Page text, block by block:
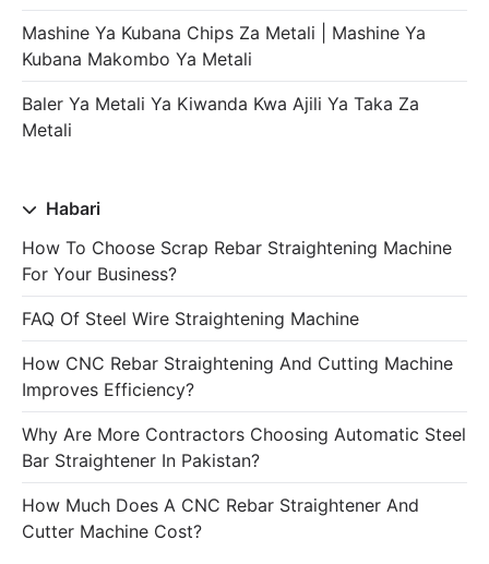
Mashine Ya Kubana Chips Za Metali | Mashine Ya
Kubana Makombo Ya Metali
Baler Ya Metali Ya Kiwanda Kwa Ajili Ya Taka Za
Metali
Habari
How To Choose Scrap Rebar Straightening Machine
For Your Business?
FAQ Of Steel Wire Straightening Machine
How CNC Rebar Straightening And Cutting Machine
Improves Efficiency?
Why Are More Contractors Choosing Automatic Steel
Bar Straightener In Pakistan?
How Much Does A CNC Rebar Straightener And
Cutter Machine Cost?